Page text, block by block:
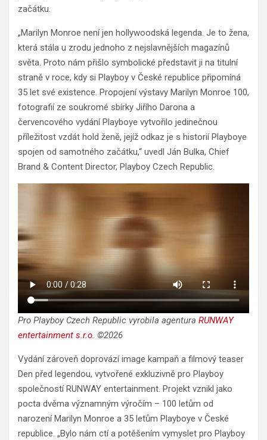
začátku.
„Marilyn Monroe není jen hollywoodská legenda. Je to žena,
která stála u zrodu jednoho z nejslavnějších magazínů
světa. Proto nám přišlo symbolické představit ji na titulní
straně v roce, kdy si Playboy v České republice připomíná
35 let své existence. Propojení výstavy Marilyn Monroe 100,
fotografií ze soukromé sbírky Jiřího Darona a
červencového vydání Playboye vytvořilo jedinečnou
příležitost vzdát hold ženě, jejíž odkaz je s historií Playboye
spojen od samotného začátku,“ uvedl Ján Bulka, Chief
Brand & Content Director, Playboy Czech Republic.
Pro Playboy Czech Republic vyrobila agentura RUNWAY
entertainment s.r.o. ©2026
Vydání zároveň doprovází image kampaň a filmový teaser
Den před legendou, vytvořené exkluzivně pro Playboy
společností RUNWAY entertainment. Projekt vznikl jako
pocta dvěma významným výročím – 100 letům od
narození Marilyn Monroe a 35 letům Playboye v České
republice. „Bylo nám ctí a potěšením vymyslet pro Playboy